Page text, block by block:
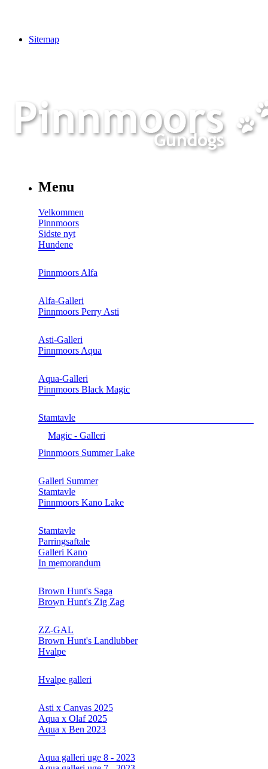
Sitemap
Menu
Velkommen
Pinnmoors
Sidste nyt
Hundene
Pinnmoors Alfa
Alfa-Galleri
Pinnmoors Perry Asti
Asti-Galleri
Pinnmoors Aqua
Aqua-Galleri
Pinnmoors Black Magic
Stamtavle
Magic - Galleri
Pinnmoors Summer Lake
Galleri Summer
Stamtavle
Pinnmoors Kano Lake
Stamtavle
Parringsaftale
Galleri Kano
In memorandum
Brown Hunt's Saga
Brown Hunt's Zig Zag
ZZ-GAL
Brown Hunt's Landlubber
Hvalpe
Hvalpe galleri
Asti x Canvas 2025
Aqua x Olaf 2025
Aqua x Ben 2023
Aqua galleri uge 8 - 2023